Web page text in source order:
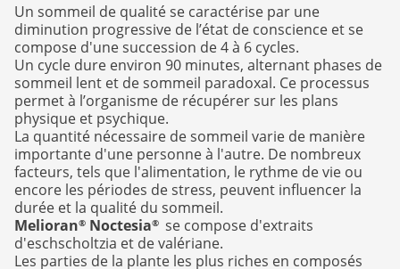
Un sommeil de qualité se caractérise par une
diminution progressive de l’état de conscience et se
compose d'une succession de 4 à 6 cycles.
Un cycle dure environ 90 minutes, alternant phases de
sommeil lent et de sommeil paradoxal. Ce processus
permet à l’organisme de récupérer sur les plans
physique et psychique.
La quantité nécessaire de sommeil varie de manière
importante d'une personne à l'autre. De nombreux
facteurs, tels que l'alimentation, le rythme de vie ou
encore les périodes de stress, peuvent influencer la
durée et la qualité du sommeil.
Melioran® Noctesia® se compose d'extraits
d'eschscholtzia et de valériane.
Les parties de la plante les plus riches en composés